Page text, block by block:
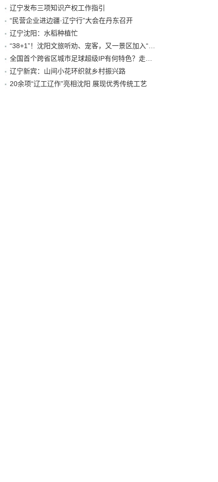
辽宁发布三项知识产权工作指引
“民营企业进边疆·辽宁行”大会在丹东召开
辽宁沈阳：水稻种植忙
辽宁新宾：山间小花环织就乡村振兴路
20余项“辽工辽作”亮相沈阳 展现优秀传统工艺